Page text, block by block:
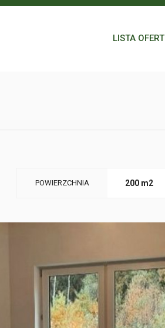
LISTA OFERT
POWIERZCHNIA 200 m2